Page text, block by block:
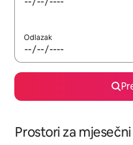
Odlazak
Prostori za